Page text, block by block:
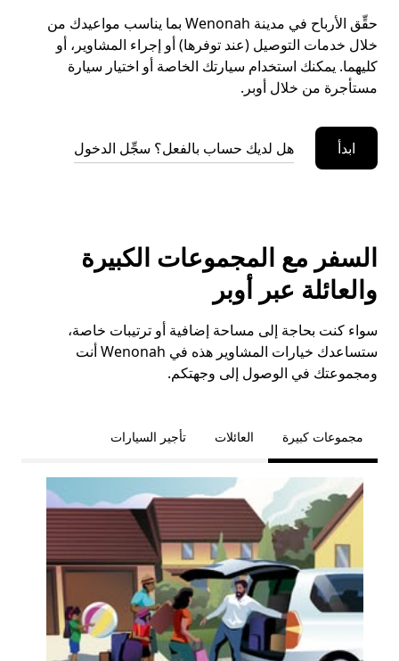
حقِّق الأرباح في مدينة Wenonah بما يناسب مواعيدك من
خلال خدمات التوصيل (عند توفرها) أو إجراء المشاوير، أو
كليهما. يمكنك استخدام سيارتك الخاصة أو اختيار سيارة
مستأجرة من خلال أوبر.
ابدأ هل لديك حساب بالفعل؟ سجِّل الدخول
السفر مع المجموعات الكبيرة
والعائلة عبر أوبر
سواء كنت بحاجة إلى مساحة إضافية أو ترتيبات خاصة،
ستساعدك خيارات المشاوير هذه في Wenonah أنت
ومجموعتك في الوصول إلى وجهتكم.
مجموعات كبيرة العائلات تأجير السيارات